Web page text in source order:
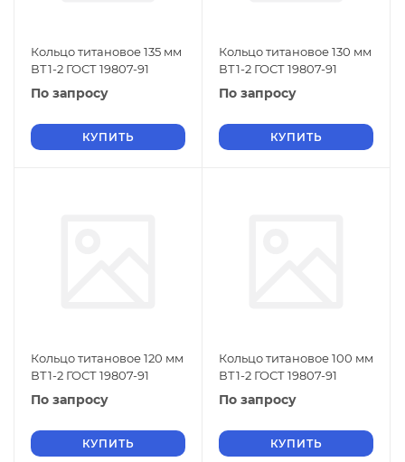
Кольцо титановое 135 мм
ВТ1-2 ГОСТ 19807-91
По запросу
КУПИТЬ
Кольцо титановое 130 мм
ВТ1-2 ГОСТ 19807-91
По запросу
КУПИТЬ
Кольцо титановое 120 мм
ВТ1-2 ГОСТ 19807-91
По запросу
КУПИТЬ
Кольцо титановое 100 мм
ВТ1-2 ГОСТ 19807-91
По запросу
КУПИТЬ